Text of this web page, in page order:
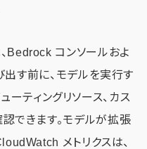
Bedrock コンソールおよ
す前に、モデルを実行す
ティングリソース、カス
できます。モデルが拡張
メトリクスは、